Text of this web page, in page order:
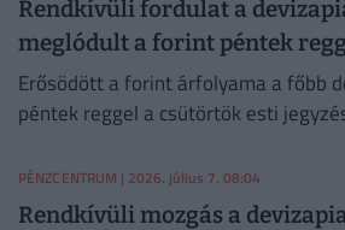
Rendkívüli fordulat a
meglódult a forint péntek
Erősödött a forint árfolyama a főbb
péntek reggel a csütörtök esti
PÉNZCENTRUM | 2026. július 7. 08:04
Rendkívüli mozgás a